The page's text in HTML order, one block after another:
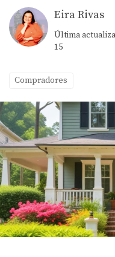
Eira Rivas
Última
15
Compradores